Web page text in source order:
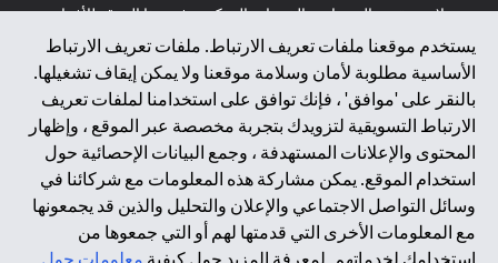
يستخدم موقعنا ملفات تعريف الارتباط. ملفات تعريف الارتباط
الأساسية مطلوبة لأمان وسلامة موقعنا ولا يمكن إيقاف تشغيلها.
بالنقر على 'موافق' ، فإنك توافق على استخدامنا لملفات تعريف
الارتباط التسويقية لتزويدك بتجربة مخصصة عبر الموقع ، وإظهار
المحتوى والإعلانات المستهدفة ، وجمع البيانات الإحصائية حول
استخدام الموقع. يمكن مشاركة هذه المعلومات مع شركائنا في
وسائل التواصل الاجتماعي والإعلان والتحليل والذين قد يجمعونها
مع المعلومات الأخرى التي قدمتها لهم أو التي جمعوها من
لا يتم تقديم المنتجات والخدمات المذكورة في هذا الموقع للأفراد
المقيمين في الاتحاد الأوروبي أو المنطقة الاقتصادية الأوروبية أو
سويسرا أو غيرنسي أو جيرسي أو موناكو أو سان مارينو أو
الفاتيكان أو جزيرة مان أو المملكة المتحدة أو خصوصية البيانات
(لائحة حماية البيانات العامة \ قانون حماية البيانات الشخصية
العامة \ قانون خصوصية نيوزيلندا). المحتوى الموجود في هذه
الصفحة ليس ولا ينبغي تفسيره على أنه عرض أو دعوة أو دعوة
لشراء أو بيع أي من المنتجات والخدمات المذكورة هنا لمثل هؤلاء
الأفراد.
*GDPR – اللائحة العامة لحماية البيانات؛ * LGPD – Lei Geral de
Proteção de Dados Pessoais ; *NZPA – قانون الخصوصية